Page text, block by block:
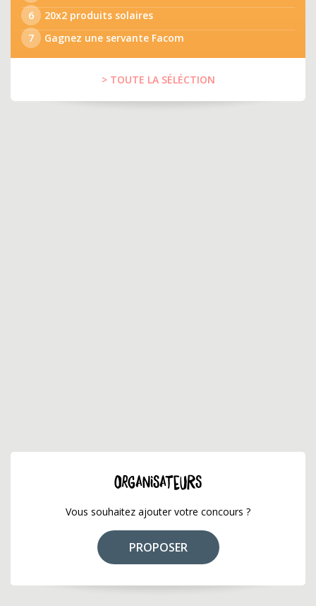
6
20x2 produits solaires
7
Gagnez une servante Facom
> TOUTE LA SÉLÉCTION
ORGANISATEURS
Vous souhaitez ajouter votre concours ?
PROPOSER